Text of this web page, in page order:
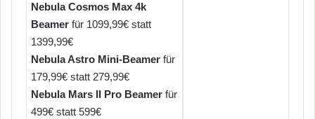
Nebula Cosmos Max 4k
Beamer für 1099,99€ statt
1399,99€
Nebula Astro Mini-Beamer für
179,99€ statt 279,99€
Nebula Mars II Pro Beamer für
499€ statt 599€